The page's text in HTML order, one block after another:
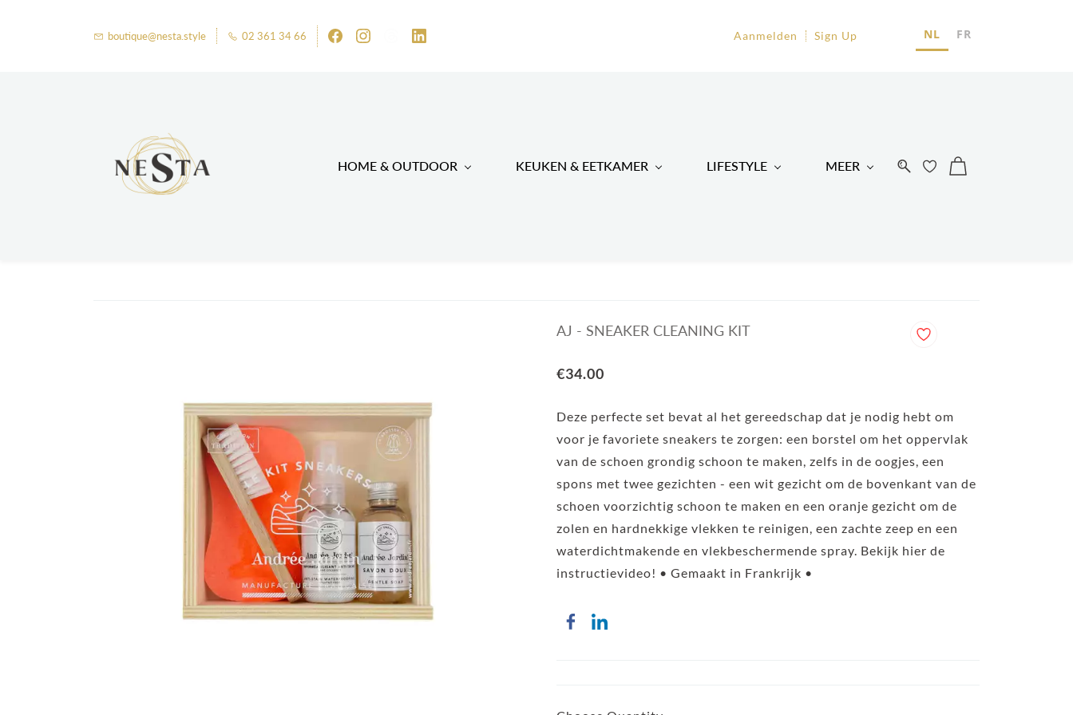
boutique@nesta.style 02 361 34 66 Aanmelden Sign Up NL FR
HOME & OUTDOOR KEUKEN & EETKAMER LIFESTYLE MEER
AJ - SNEAKER CLEANING KIT
€34.00
Deze perfecte set bevat al het gereedschap dat je nodig hebt om
voor je favoriete sneakers te zorgen: een borstel om het oppervlak
van de schoen grondig schoon te maken, zelfs in de oogjes, een
spons met twee gezichten - een wit gezicht om de bovenkant van de
schoen voorzichtig schoon te maken en een oranje gezicht om de
zolen en hardnekkige vlekken te reinigen, een zachte zeep en een
waterdichtmakende en vlekbeschermende spray. Bekijk hier de
instructievideo! • Gemaakt in Frankrijk •